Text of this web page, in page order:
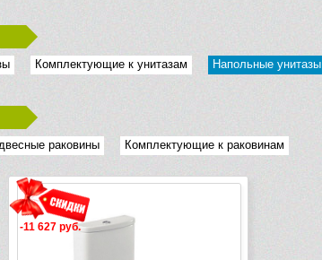
Комплектующие к унитазам
Напольные унитазы
раковины Комплектующие к раковинам
-11 627 руб.